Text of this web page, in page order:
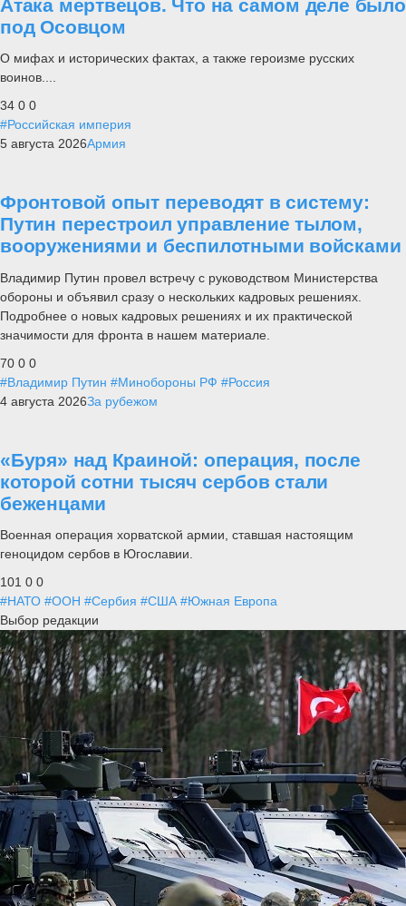
Атака мертвецов. Что на самом деле было
под Осовцом
О мифах и исторических фактах, а также героизме русских
воинов....
34 0 0
#Российская империя
5 августа 2026Армия
Фронтовой опыт переводят в систему:
Путин перестроил управление тылом,
вооружениями и беспилотными войсками
Владимир Путин провел встречу с руководством Министерства
обороны и объявил сразу о нескольких кадровых решениях.
Подробнее о новых кадровых решениях и их практической
значимости для фронта в нашем материале.
70 0 0
#Владимир Путин #Минобороны РФ #Россия
4 августа 2026За рубежом
«Буря» над Краиной: операция, после
которой сотни тысяч сербов стали
беженцами
Военная операция хорватской армии, ставшая настоящим
геноцидом сербов в Югославии.
101 0 0
#НАТО #ООН #Сербия #США #Южная Европа
Выбор редакции